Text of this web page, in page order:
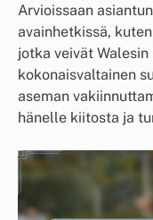
Arvioissaan
avainhetkissä,
jotka veivät
kokonaisvaltainen
aseman
hänelle kiitosta ja